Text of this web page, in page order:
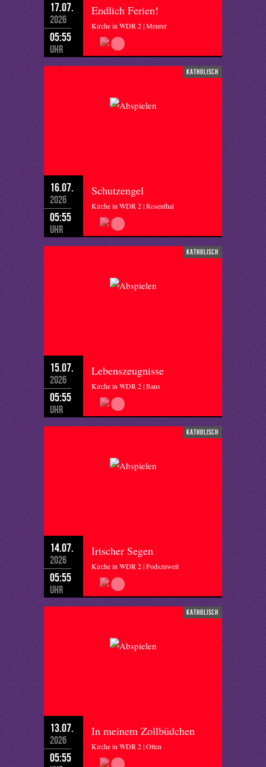
17.07.
2026
05:55
Uhr
Endlich Ferien!
Kirche in WDR 2 | Meurer
katholisch
16.07.
2026
05:55
Uhr
Schutzengel
Kirche in WDR 2 | Rosenthal
katholisch
15.07.
2026
05:55
Uhr
Lebenszeugnisse
Kirche in WDR 2 | Bans
katholisch
14.07.
2026
05:55
Uhr
Irischer Segen
Kirche in WDR 2 | Podszuweit
katholisch
13.07.
2026
05:55
In meinem Zollbüdchen
Kirche in WDR 2 | Otten